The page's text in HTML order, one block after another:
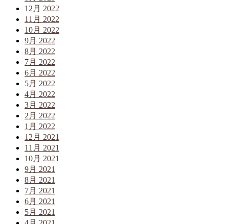
12月 2022
11月 2022
10月 2022
9月 2022
8月 2022
7月 2022
6月 2022
5月 2022
4月 2022
3月 2022
2月 2022
1月 2022
12月 2021
11月 2021
10月 2021
9月 2021
8月 2021
7月 2021
6月 2021
5月 2021